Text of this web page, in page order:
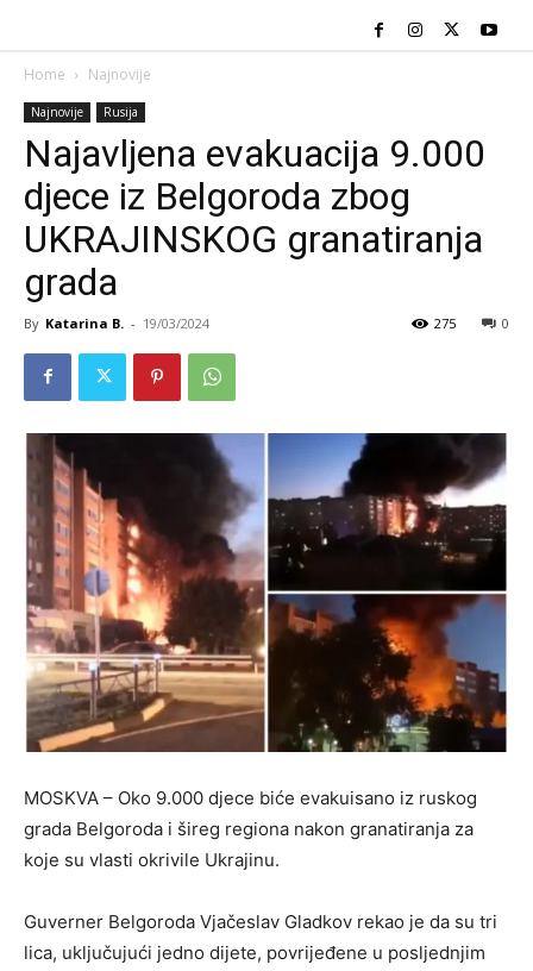
Home Najnovije
Najnovije Rusija
Najavljena evakuacija 9.000
djece iz Belgoroda zbog
UKRAJINSKOG granatiranja
grada
By Katarina B. - 19/03/2024 0
275
MOSKVA – Oko 9.000 djece biće evakuisano iz ruskog
grada Belgoroda i šireg regiona nakon granatiranja za
koje su vlasti okrivile Ukrajinu.
Guverner Belgoroda Vjačeslav Gladkov rekao je da su tri
lica, uključujući jedno dijete, povrijeđene u posljednjim